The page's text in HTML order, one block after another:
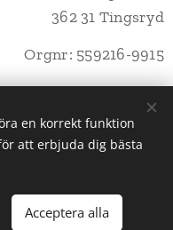
362 31 Tingsryd
Orgnr: 559216-9915
AB Cookies
en korrekt funktion
att erbjuda dig bästa
Acceptera alla